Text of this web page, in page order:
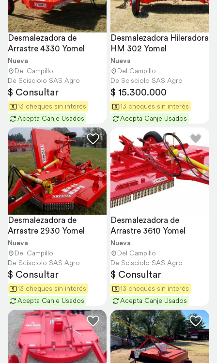
Desmalezadora de
Arrastre 4330 Yomel
Nueva
Del Campillo
De Scisciolo SAS Agro
$ Consultar
13 cheques sin interés
Acepta Canje Usados
Desmalezadora Hileradora
HM 302 Yomel
Nueva
Del Campillo
De Scisciolo SAS Agro
$ 15.300.000
13 cheques sin interés
Acepta Canje Usados
Desmalezadora de
Arrastre 2930 Yomel
Nueva
Del Campillo
De Scisciolo SAS Agro
$ Consultar
13 cheques sin interés
Acepta Canje Usados
Desmalezadora de
Arrastre 3610 Yomel
Nueva
Del Campillo
De Scisciolo SAS Agro
$ Consultar
13 cheques sin interés
Acepta Canje Usados